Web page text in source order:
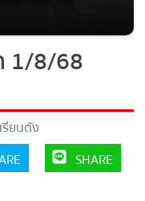
1/8/68
ยนดัง
SHARE